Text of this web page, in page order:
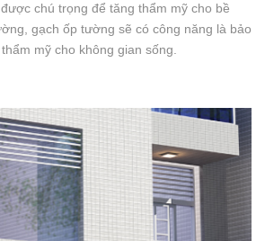
chú trọng để tăng thẩm mỹ cho bề
gạch ốp tường sẽ có công năng là bảo
mỹ cho không gian sống.